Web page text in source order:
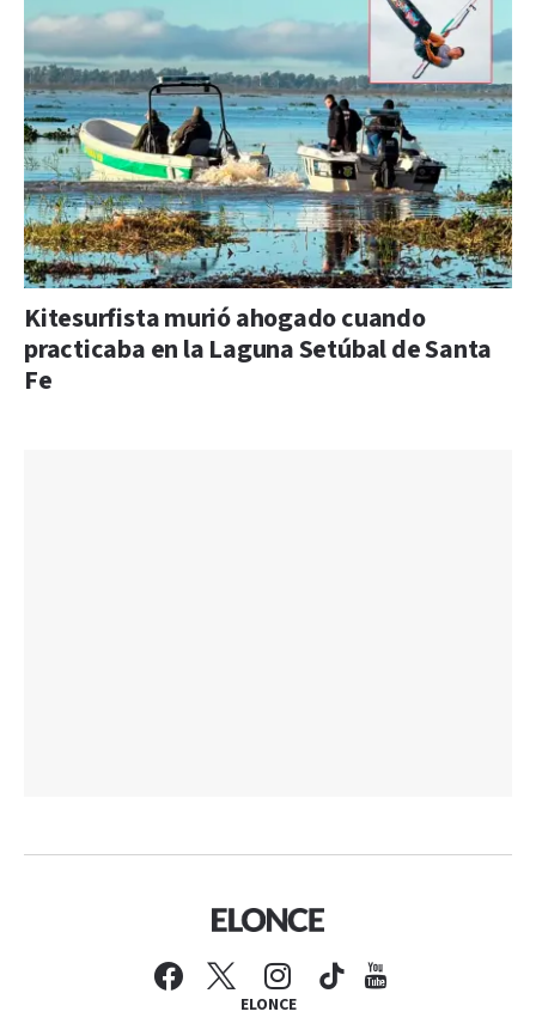
Kitesurfista murió ahogado cuando
practicaba en la Laguna Setúbal de Santa
Fe
ELONCE